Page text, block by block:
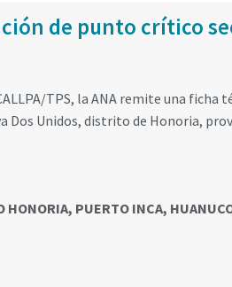
de punto crítico
TPS, la ANA remite una ficha
Dos Unidos, distrito de Honoria,
PUERTO INCA,